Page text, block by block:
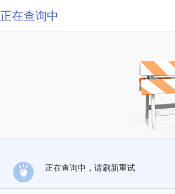
正在查询中
正在查询中，请刷新重试